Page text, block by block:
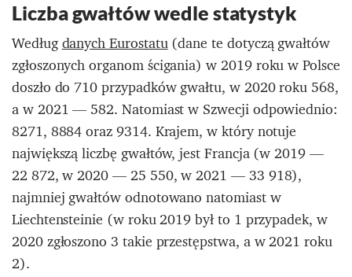
Liczba gwałtów wedle statystyk
Wedługdanych Eurostatu(dane te dotyczą gwałtów
zgłoszonych organom ścigania) w 2019 roku w Polsce
doszło do 710 przypadków gwałtu, w 2020 roku 568,
a w 2021 — 582. Natomiast w Szwecji odpowiednio:
8271, 8884 oraz 9314. Krajem, w który notuje
największą liczbę gwałtów, jest Francja (w 2019 —
22 872, w 2020 — 25 550, w 2021 — 33 918),
najmniej gwałtów odnotowano natomiast w
Liechtensteinie (w roku 2019 był to 1 przypadek, w
2020 zgłoszono 3 takie przestępstwa, a w 2021 roku
2).